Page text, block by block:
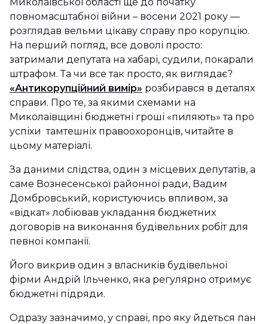
повномасштабної війни – восени 2021 року —
розглядав вельми цікаву справу про корупцію.
На перший погляд, все доволі просто:
затримали депутата на хабарі, судили, покарали
штрафом. Та чи все так просто, як виглядає?
«Антикорупційний вимір» розбирався в деталях
справи. Про те, за якими схемами на
Миколаївщині бюджетні гроші «пиляють» та про
успіхи тамтешніх правоохоронців, читайте в
цьому матеріалі.
За даними слідства, один з місцевих депутатів, а
саме Вознесенської районної ради, Вадим
Домбровський, користуючись впливом, за
«відкат» лобіював укладання бюджетних
договорів на виконання будівельних робіт для
певної компанії.
Його викрив один з власників будівельної
фірми Андрій Ільченко, яка регулярно отримує
бюджетні підряди.
Одразу зазначимо, у справі, про яку йдеться пан